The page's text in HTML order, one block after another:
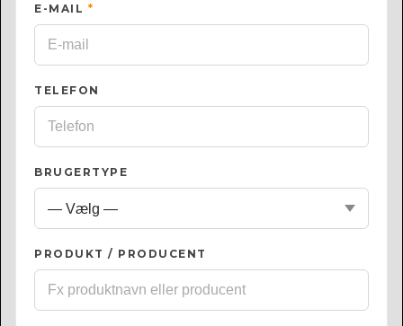
E-MAIL *
TELEFON
BRUGERTYPE
PRODUKT / PRODUCENT